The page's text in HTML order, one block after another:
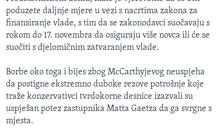
poduzete daljnje mjere u vezi s nacrtima zakona za
finansiranje vlade, s tim da se zakonodavci suočavaju s
rokom do 17. novembra da osiguraju više novca ili će se
suočiti s djelomičnim zatvaranjem vlade.
Borbe oko toga i bijes zbog McCarthyjevog neuspjeha
da postigne ekstremno duboke rezove potrošnje koje
traže konzervativci tvrdokorne desnice izazvali su
uspješan potez zastupnika Matta Gaetza da ga svrgne s
mjesta.